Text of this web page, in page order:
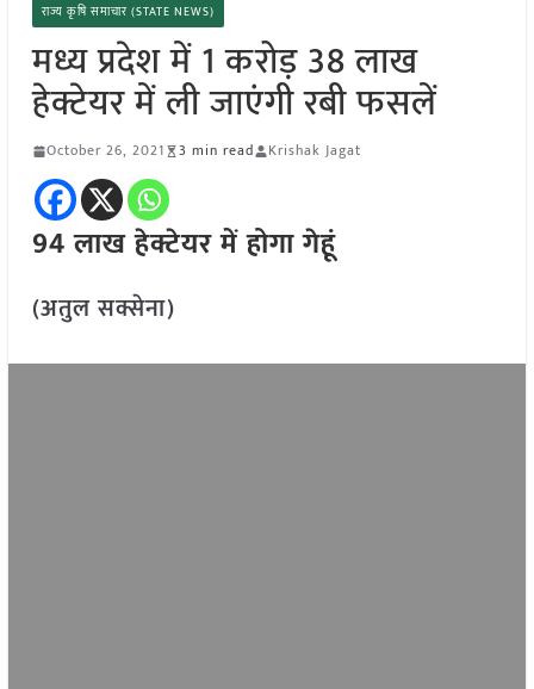
राज्य कृषि समाचार (STATE NEWS)
मध्य प्रदेश में 1 करोड़ 38 लाख
हेक्टेयर में ली जाएंगी रबी फसलें
October 26, 2021 3 min read Krishak Jagat
94 लाख हेक्टेयर में होगा गेहूं
(अतुल सक्सेना)